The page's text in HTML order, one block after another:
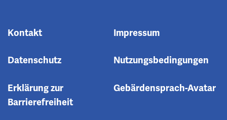
Kontakt Impressum
Datenschutz Nutzungsbedingungen
Erklärung zur
Barrierefreiheit
Gebärdensprach-Avatar